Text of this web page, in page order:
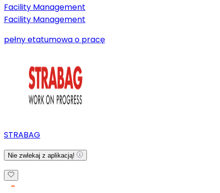
Facility Management
Facility Management
pełny etatumowa o pracę
STRABAG
Nie zwlekaj z aplikacją!